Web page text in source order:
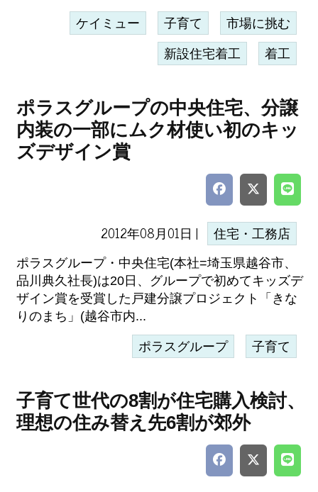
ケイミュー 子育て 市場に挑む
新設住宅着工 着工
ポラスグループの中央住宅、分譲
内装の一部にムク材使い初のキッ
ズデザイン賞
2012年08月01日 | 住宅・工務店
ポラスグループ・中央住宅(本社=埼玉県越谷市、
品川典久社長)は20日、グループで初めてキッズデ
ザイン賞を受賞した戸建分譲プロジェクト「きな
りのまち」(越谷市内...
ポラスグループ 子育て
子育て世代の8割が住宅購入検討、
理想の住み替え先6割が郊外